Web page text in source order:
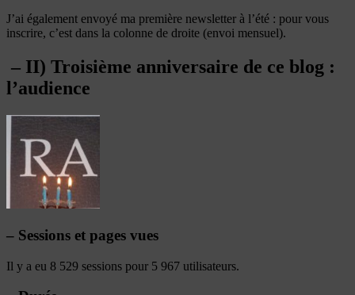
J’ai également envoyé ma première newsletter à l’été : pour vous
inscrire, c’est dans la colonne de droite (envoi mensuel).
– II) Troisième anniversaire de ce blog :
l’audience
– Sessions et pages vues
Il y a eu 8 529 sessions pour 5 967 utilisateurs.